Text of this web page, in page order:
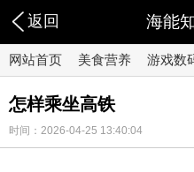
返回 海能
网站首页 美食营养 游戏数
怎样乘坐高铁
时间：2026-04-25 13:40:04